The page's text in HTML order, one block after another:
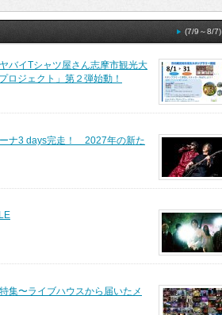
(7/9～8/7)
バイTシャツ屋さん志摩市観光大
ロジェクト」第２弾始動！
ナ3 days完走！ 2027年の新た
集〜ライブハウスから届いたメ